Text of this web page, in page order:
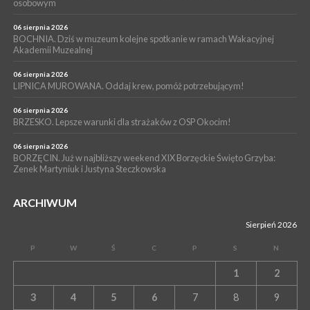
osobowym
06 sierpnia 2026
BOCHNIA. Dziś w muzeum kolejne spotkanie w ramach Wakacyjnej
Akademii Muzealnej
06 sierpnia 2026
LIPNICA MUROWANA. Oddaj krew, pomóż potrzebującym!
06 sierpnia 2026
BRZESKO. Lepsze warunki dla strażaków z OSP Okocim!
06 sierpnia 2026
BORZĘCIN. Już w najbliższy weekend XIX Borzęckie Święto Grzyba:
Zenek Martyniuk i Justyna Steczkowska
ARCHIWUM
Sierpień 2026
P W Ś C P S N
1 2
3 4 5 6 7 8 9